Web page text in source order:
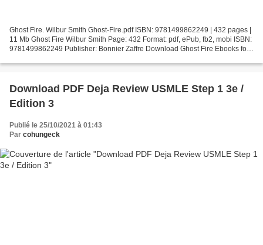
Ghost Fire. Wilbur Smith Ghost-Fire.pdf ISBN: 9781499862249 | 432 pages |
11 Mb Ghost Fire Wilbur Smith Page: 432 Format: pdf, ePub, fb2, mobi ISBN:
9781499862249 Publisher: Bonnier Zaffre Download Ghost Fire Ebooks for
Download PDF Deja Review USMLE Step 1 3e /
Edition 3
Publié le 25/10/2021 à 01:43
Par cohungeck